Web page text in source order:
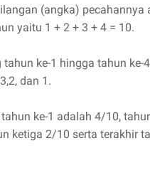
(angka) pecahannya
yaitu 1 + 2 + 3 + 4 = 10.
ke-1 hingga tahun ke-
dan 1.
ke-1 adalah 4/10,
ketiga 2/10 serta terakhir